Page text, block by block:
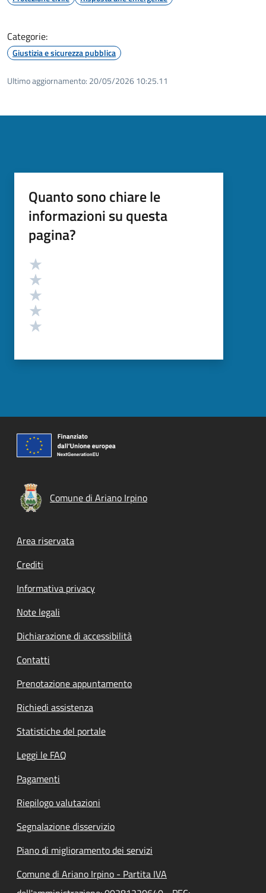
Categorie:
Giustizia e sicurezza pubblica
Ultimo aggiornamento: 20/05/2026 10:25.11
Quanto sono chiare le
informazioni su questa
pagina?
Valutazione
Comune di Ariano Irpino
Footer menu
Area riservata
Crediti
Informativa privacy
Note legali
Dichiarazione di accessibilità
Contatti
Prenotazione appuntamento
Richiedi assistenza
Statistiche del portale
Leggi le FAQ
Pagamenti
Riepilogo valutazioni
Segnalazione disservizio
Piano di miglioramento dei servizi
Comune di Ariano Irpino - Partita IVA